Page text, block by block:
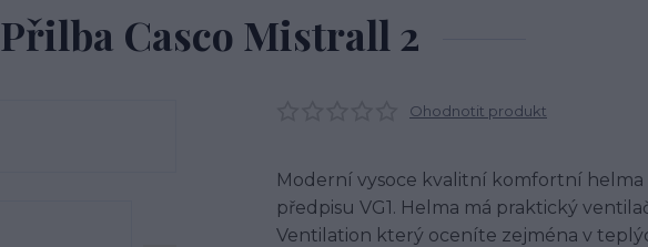
Přilba Casco Mistrall 2
Ohodnotit produkt
Moderní vysoce kvalitní komfortní
předpisu VG1. Helma má praktický
Ventilation který oceníte zejména v